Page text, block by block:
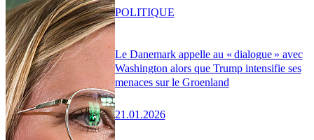
Le Danemark appelle au « dialogue » avec
Washington alors que Trump intensifie ses
menaces sur le Groenland
21.01.2026
POLITIQUE